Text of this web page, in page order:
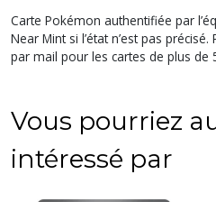
Carte Pokémon authentifiée par
Near Mint si l’état n’est pas
par mail pour les cartes de plus de
Vous pourriez
intéressé par